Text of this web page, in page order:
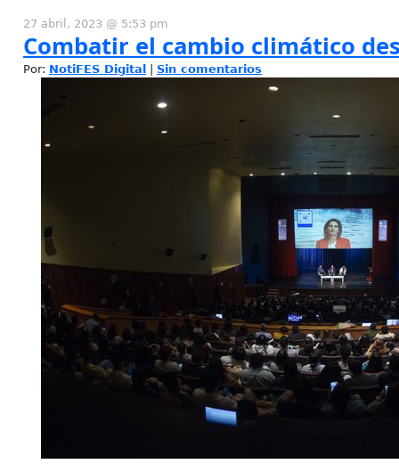
27 abril, 2023 @ 5:53 pm
Combatir el cambio climático
Por: NotiFES Digital Sin comentarios